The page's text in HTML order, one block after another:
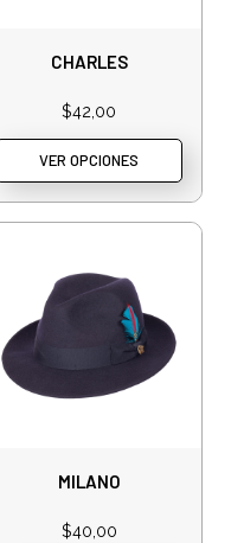
CHARLES
$42,00
VER OPCIONES
MILANO
$40,00